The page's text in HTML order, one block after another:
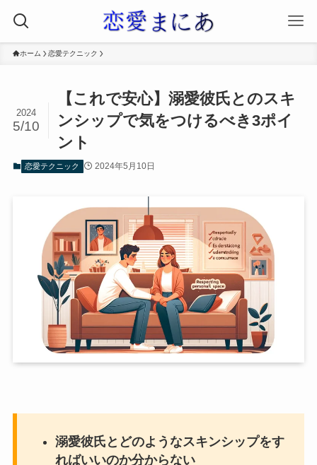
ホーム 恋愛テクニック
【これで安心】溺愛彼氏とのスキ
ンシップで気をつけるべき3ポイ
ント
2024
5/10
恋愛テクニック 2024年5月10日
溺愛彼氏とどのようなスキンシップをす
ればいいのか分からない